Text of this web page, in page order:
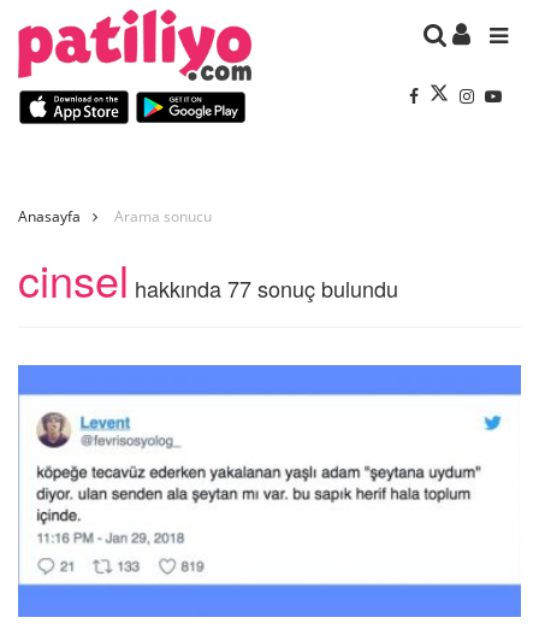
Anasayfa Arama sonucu
cinsel hakkında 77 sonuç bulundu